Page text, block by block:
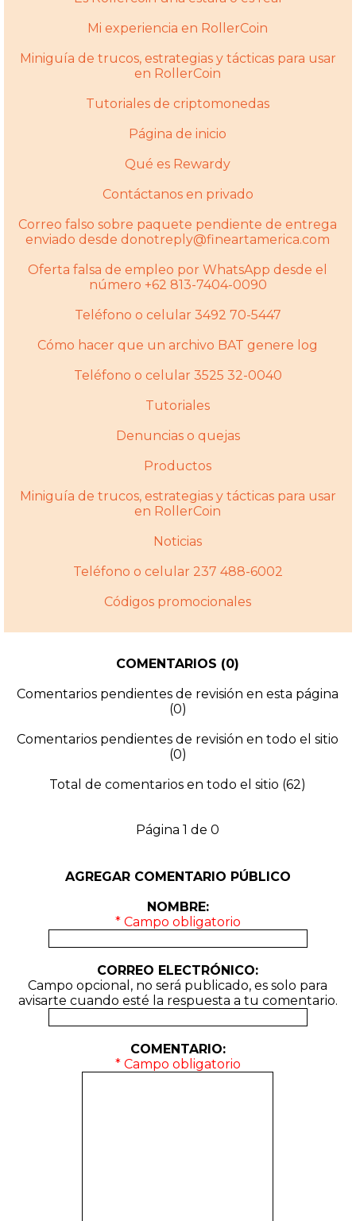
Mi experiencia en RollerCoin
Miniguía de trucos, estrategias y tácticas para usar
en RollerCoin
Tutoriales de criptomonedas
Página de inicio
Qué es Rewardy
Contáctanos en privado
Correo falso sobre paquete pendiente de entrega
enviado desde donotreply@fineartamerica.com
Oferta falsa de empleo por WhatsApp desde el
número +62 813-7404-0090
Teléfono o celular 3492 70-5447
Cómo hacer que un archivo BAT genere log
Teléfono o celular 3525 32-0040
Tutoriales
Denuncias o quejas
Productos
Miniguí­a de trucos, estrategias y tácticas para usar
en RollerCoin
Noticias
Teléfono o celular 237 488-6002
Códigos promocionales
COMENTARIOS (0)
Comentarios pendientes de revisión en esta página
(0)
Comentarios pendientes de revisión en todo el sitio
(0)
Total de comentarios en todo el sitio (62)
Página 1 de 0
AGREGAR COMENTARIO PÚBLICO
NOMBRE:
* Campo obligatorio
CORREO ELECTRÓNICO:
Campo opcional, no será publicado, es solo para
avisarte cuando esté la respuesta a tu comentario.
COMENTARIO:
* Campo obligatorio